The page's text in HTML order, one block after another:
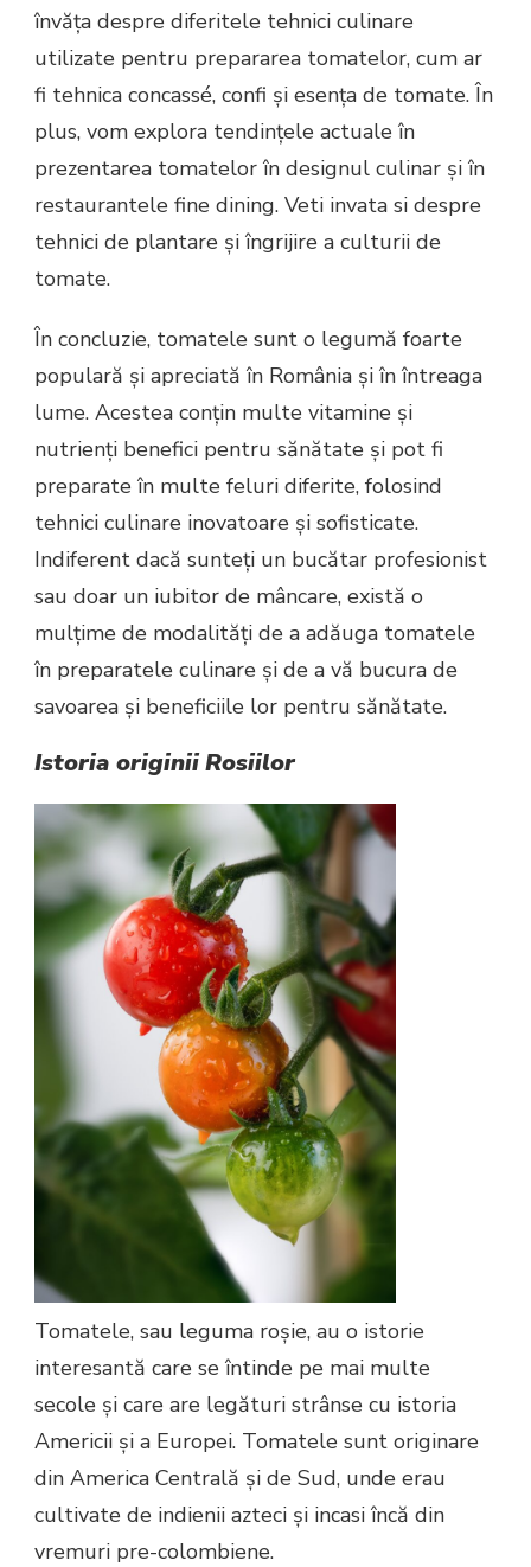
învăța despre diferitele tehnici culinare
utilizate pentru prepararea tomatelor, cum ar
fi tehnica concassé, confi și esența de tomate. În
plus, vom explora tendințele actuale în
prezentarea tomatelor în designul culinar și în
restaurantele fine dining. Veti invata si despre
tehnici de plantare și îngrijire a culturii de
tomate.
În concluzie, tomatele sunt o legumă foarte
populară și apreciată în România și în întreaga
lume. Acestea conțin multe vitamine și
nutrienți benefici pentru sănătate și pot fi
preparate în multe feluri diferite, folosind
tehnici culinare inovatoare și sofisticate.
Indiferent dacă sunteți un bucătar profesionist
sau doar un iubitor de mâncare, există o
mulțime de modalități de a adăuga tomatele
în preparatele culinare și de a vă bucura de
savoarea și beneficiile lor pentru sănătate.
Istoria originiiRosiilor
Tomatele, sau leguma roșie, au o istorie
interesantă care se întinde pe mai multe
secole și care are legături strânse cu istoria
Americii și a Europei. Tomatele sunt originare
din America Centrală și de Sud, unde erau
cultivate de indienii azteci și incasi încă din
vremuri pre-colombiene.